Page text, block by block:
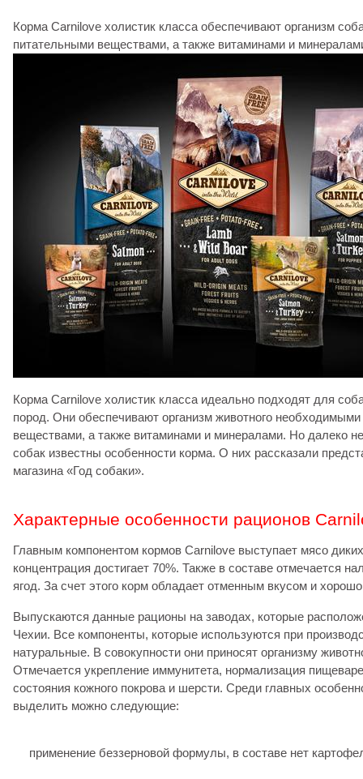
Корма Carnilove холистик класса обеспечивают организм
питательными веществами, а также витаминами и
Корма Carnilove холистик класса идеально подходят для
пород. Они обеспечивают организм животного
веществами, а также витаминами и минералами. Но далеко
собак известны особенности корма. О них рассказали
магазина «Год собаки».
Характерные особенности рационов
Главным компонентом кормов Carnilove выступает мясо
концентрация достигает 70%. Также в составе отмечается
ягод. За счет этого корм обладает отменным вкусом и
Выпускаются данные рационы на заводах, которые
Чехии. Все компоненты, которые используются при
натуральные. В совокупности они приносят организму
Отмечается укрепление иммунитета, нормализация
состояния кожного покрова и шерсти. Среди главных
выделить можно следующие:
применение беззерновой формулы, в составе нет